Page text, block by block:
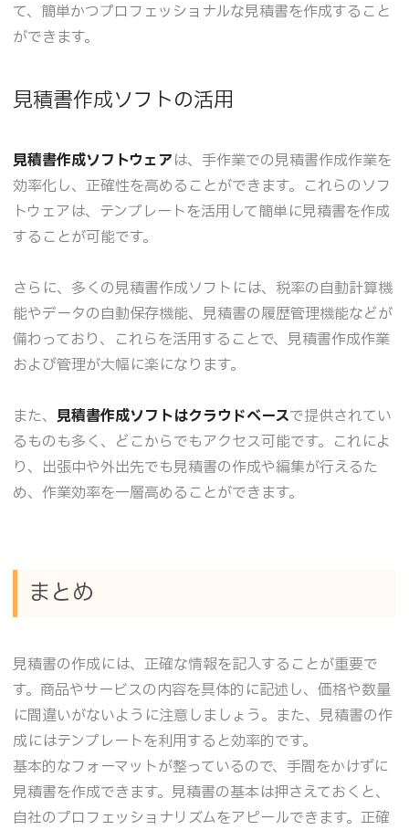
て、簡単かつプロフェッショナルな見積書を作成すること
ができます。
見積書作成ソフトの活用
見積書作成ソフトウェアは、手作業での見積書作成作業を
効率化し、正確性を高めることができます。これらのソフ
トウェアは、テンプレートを活用して簡単に見積書を作成
することが可能です。
さらに、多くの見積書作成ソフトには、税率の自動計算機
能やデータの自動保存機能、見積書の履歴管理機能などが
備わっており、これらを活用することで、見積書作成作業
および管理が大幅に楽になります。
また、見積書作成ソフトはクラウドベースで提供されてい
るものも多く、どこからでもアクセス可能です。これによ
り、出張中や外出先でも見積書の作成や編集が行えるた
め、作業効率を一層高めることができます。
まとめ
見積書の作成には、正確な情報を記入することが重要で
す。商品やサービスの内容を具体的に記述し、価格や数量
に間違いがないように注意しましょう。また、見積書の作
成にはテンプレートを利用すると効率的です。
基本的なフォーマットが整っているので、手間をかけずに
見積書を作成できます。見積書の基本は押さえておくと、
自社のプロフェッショナリズムをアピールできます。正確